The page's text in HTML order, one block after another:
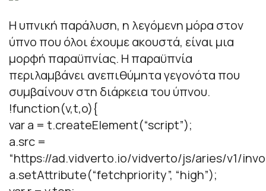
Η υπνική παράλυση, η λεγόμενη μόρα στον
ύπνο που όλοι έχουμε ακουστά, είναι μια
μορφή παραϋπνίας. Η παραϋπνία
περιλαμβάνει ανεπιθύμητα γεγονότα που
συμβαίνουν στη διάρκεια του ύπνου.
!function(v,t,o){
var a = t.createElement(“script”);
a.src =
“https://ad.vidverto.io/vidverto/js/aries/v1/
a.setAttribute(“fetchpriority”, “high”);